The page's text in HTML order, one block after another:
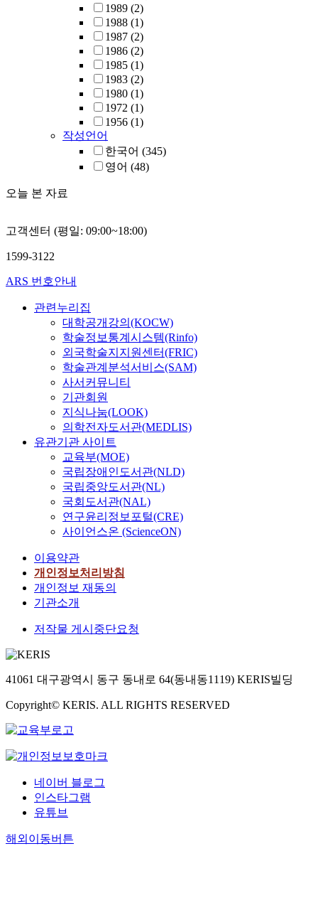
1989 (2)
1988 (1)
1987 (2)
1986 (2)
1985 (1)
1983 (2)
1980 (1)
1972 (1)
1956 (1)
작성언어
한국어 (345)
영어 (48)
오늘 본 자료
고객센터 (평일: 09:00~18:00)
1599-3122
ARS 번호안내
관련누리집
대학공개강의(KOCW)
학술정보통계시스템(Rinfo)
외국학술지지원센터(FRIC)
학술관계분석서비스(SAM)
사서커뮤니티
기관회원
지식나눔(LOOK)
의학전자도서관(MEDLIS)
유관기관 사이트
교육부(MOE)
국립장애인도서관(NLD)
국립중앙도서관(NL)
국회도서관(NAL)
연구윤리정보포털(CRE)
사이언스온 (ScienceON)
이용약관
개인정보처리방침
개인정보 재동의
기관소개
저작물 게시중단요청
41061 대구광역시 동구 동내로 64(동내동1119) KERIS빌딩
Copyright© KERIS. ALL RIGHTS RESERVED
네이버 블로그
인스타그램
유튜브
해외이동버튼